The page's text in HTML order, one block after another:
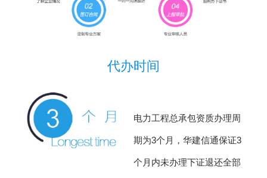
代办时间
电力工程总承包资质办理周
期为3个月，华建信通保证3
个月内未办理下证退还全部